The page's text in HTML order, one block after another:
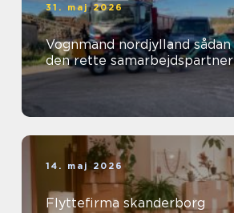
31. maj 2026
Vognmand nordjylland sådan vælger du
den rette samarbejdspartner
14. maj 2026
Flyttefirma skanderborg